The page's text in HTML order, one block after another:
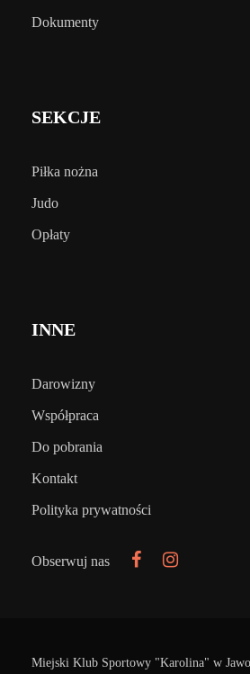
Dokumenty
SEKCJE
Piłka nożna
Judo
Opłaty
INNE
Darowizny
Współpraca
Do pobrania
Kontakt
Polityka prywatności
Obserwuj nas
Miejski Klub Sportowy "Karolina" w